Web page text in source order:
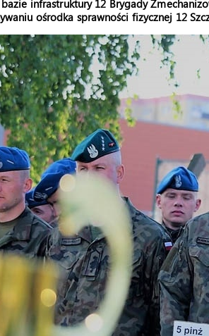
infrastruktury 12 Brygady
ośrodka sprawności fizycznej 12